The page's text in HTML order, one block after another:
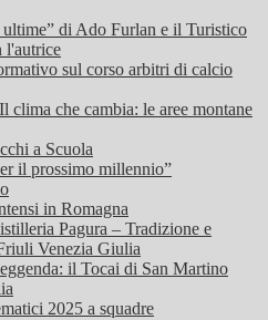
ultime” di Ado Furlan e il Turistico
l'autrice
sul corso arbitri di calcio
clima che cambia: le aree montane
a Scuola
il prossimo millennio”
in Romagna
Pagura – Tradizione e
Venezia Giulia
il Tocai di San Martino
2025 a squadre